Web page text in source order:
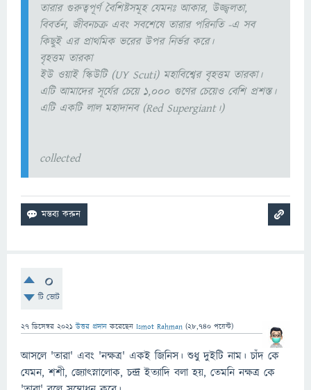
তারার গুরুত্বপূর্ণ বৈশিষ্টসমূহ যেমনঃ আকার, উজ্জ্বলতা‌,
বিবর্তন, জীবনচক্র এবং সবশেষে তারার পরিনতি -এ সব
কিছুই এর প্রাথমিক ভরের উপর নির্ভর করে।
বৃহত্তম তারকা
ইউ ওয়াই স্কিউটি (UY Scuti) মহাবিশ্বের বৃহত্তম তারকা।
এটি আমাদের সূর্যের চেয়ে ১,০০০ গুণের চেয়েও বেশি প্রশস্ত।
এটি একটি লাল মহাদানব (Red Supergiant।)
collected
0
টি ভোট
27 ডিসেম্বর 2021 উত্তর প্রদান করেছেন Ismot Rahman (28,740 পয়েন্ট)
আসলে 'তারা' এবং 'নক্ষত্র' একই জিনিস। শুধু দুইটি নাম। চাঁদ কে
যেমন, শশী, জ্যোৎস্নালোক, চন্দ্র ইত্যাদি বলা হয়, তেমনি নক্ষত্র কে